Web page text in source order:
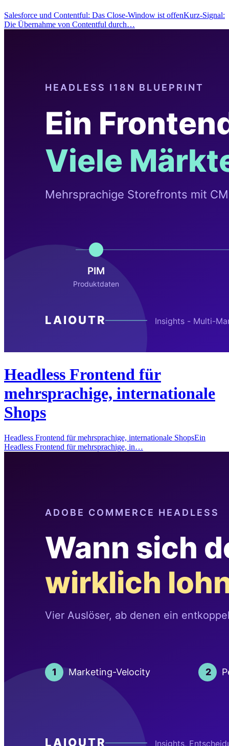
Salesforce und Contentful: Das Close-Window ist offenKurz-Signal:
Die Übernahme von Contentful durch…
Headless Frontend für
mehrsprachige, internationale
Shops
Headless Frontend für mehrsprachige, internationale ShopsEin
Headless Frontend für mehrsprachige, in…